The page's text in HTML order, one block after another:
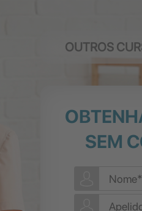
OUTROS
SEM